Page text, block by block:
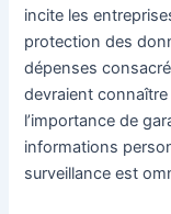
incite les
protection des
dépenses
devraient
l’importance de
informations
surveillance est